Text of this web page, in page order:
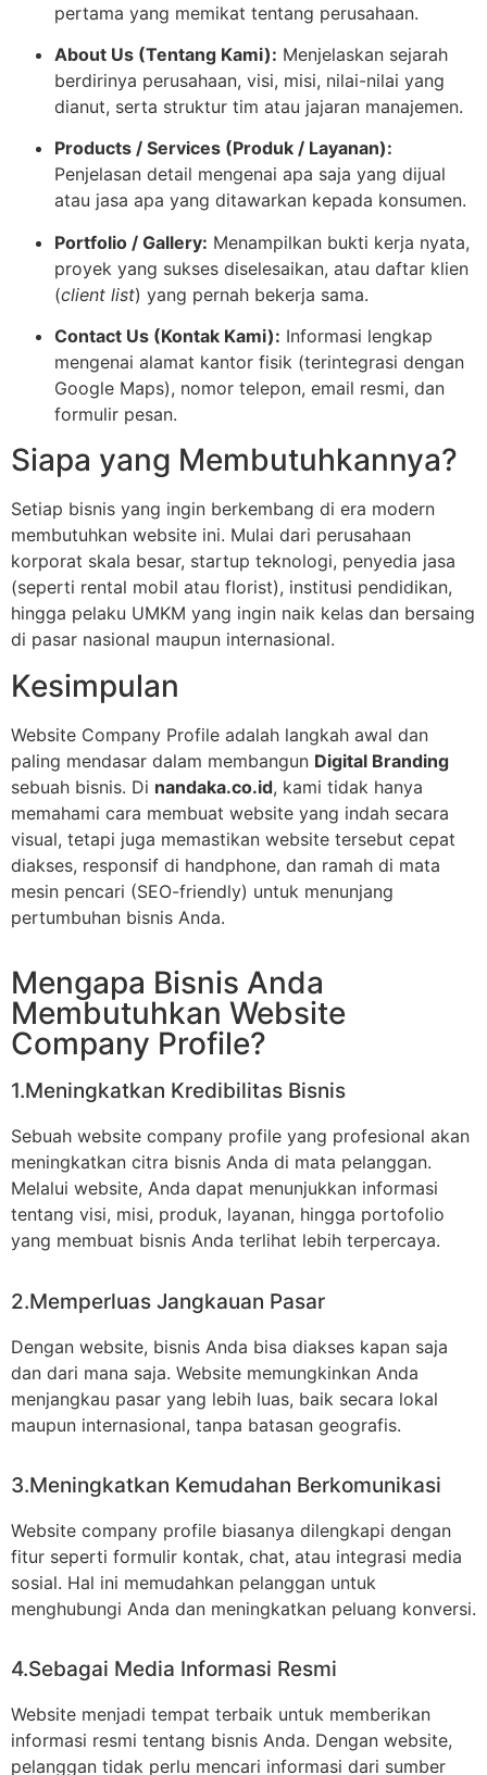
pertama yang memikat tentang perusahaan.
About Us (Tentang Kami): Menjelaskan sejarah
berdirinya perusahaan, visi, misi, nilai-nilai yang
dianut, serta struktur tim atau jajaran manajemen.
Products / Services (Produk / Layanan):
Penjelasan detail mengenai apa saja yang dijual
atau jasa apa yang ditawarkan kepada konsumen.
Portfolio / Gallery: Menampilkan bukti kerja nyata,
proyek yang sukses diselesaikan, atau daftar klien
(client list) yang pernah bekerja sama.
Contact Us (Kontak Kami): Informasi lengkap
mengenai alamat kantor fisik (terintegrasi dengan
Google Maps), nomor telepon, email resmi, dan
formulir pesan.
Siapa yang Membutuhkannya?
Setiap bisnis yang ingin berkembang di era modern
membutuhkan website ini. Mulai dari perusahaan
korporat skala besar, startup teknologi, penyedia jasa
(seperti rental mobil atau florist), institusi pendidikan,
hingga pelaku UMKM yang ingin naik kelas dan bersaing
di pasar nasional maupun internasional.
Kesimpulan
Website Company Profile adalah langkah awal dan
paling mendasar dalam membangun Digital Branding
sebuah bisnis. Di nandaka.co.id, kami tidak hanya
memahami cara membuat website yang indah secara
visual, tetapi juga memastikan website tersebut cepat
diakses, responsif di handphone, dan ramah di mata
mesin pencari (SEO-friendly) untuk menunjang
pertumbuhan bisnis Anda.
Mengapa Bisnis Anda
Membutuhkan Website
Company Profile?
1.Meningkatkan Kredibilitas Bisnis
Sebuah website company profile yang profesional akan
meningkatkan citra bisnis Anda di mata pelanggan.
Melalui website, Anda dapat menunjukkan informasi
tentang visi, misi, produk, layanan, hingga portofolio
yang membuat bisnis Anda terlihat lebih terpercaya.
2.Memperluas Jangkauan Pasar
Dengan website, bisnis Anda bisa diakses kapan saja
dan dari mana saja. Website memungkinkan Anda
menjangkau pasar yang lebih luas, baik secara lokal
maupun internasional, tanpa batasan geografis.
3.Meningkatkan Kemudahan Berkomunikasi
Website company profile biasanya dilengkapi dengan
fitur seperti formulir kontak, chat, atau integrasi media
sosial. Hal ini memudahkan pelanggan untuk
menghubungi Anda dan meningkatkan peluang konversi.
4.Sebagai Media Informasi Resmi
Website menjadi tempat terbaik untuk memberikan
informasi resmi tentang bisnis Anda. Dengan website,
pelanggan tidak perlu mencari informasi dari sumber